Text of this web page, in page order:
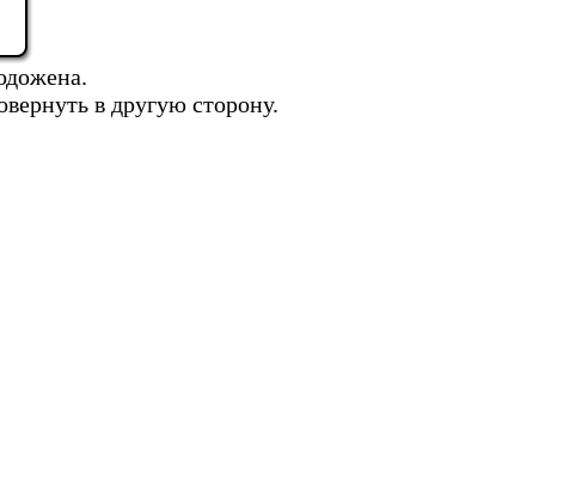
в другую сторону.